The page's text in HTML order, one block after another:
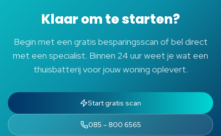
Klaar om te starten?
Begin met een gratis besparingsscan of bel direct
met een specialist. Binnen 24 uur weet je wat een
thuisbatterij voor jouw woning oplevert.
Start gratis scan
085 – 800 6565